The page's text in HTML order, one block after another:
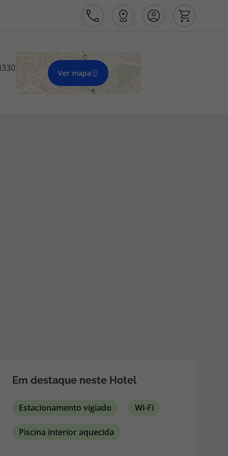
Área de Cliente
Ver mapa
Em destaque neste Hotel
Estacionamento vigiado Wi-Fi
Piscina interior aquecida